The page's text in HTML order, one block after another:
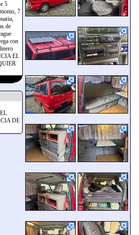
5
7
de
con
EL
DE